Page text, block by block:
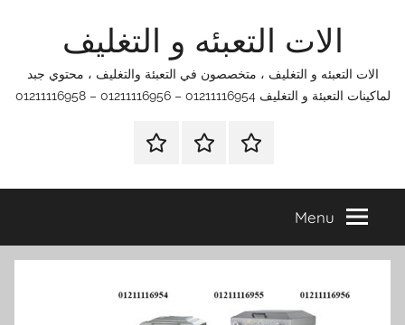
الات التعبئه و التغليف
الات التعبئه و التغليف ، متخصصون في التعبئة والتغليف ، محتوي جبد
لماكينات التعبئة و التغليف 01211116954 – 01211116956 – 01211116958
الرئيسيةاتصل
اتـصـل
في
التي
Menu